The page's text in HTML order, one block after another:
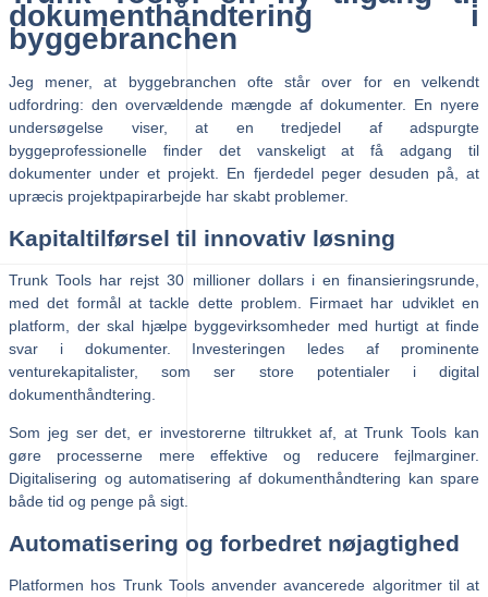
dokumenthåndtering i
byggebranchen
Jeg mener, at byggebranchen ofte står over for en velkendt
udfordring: den overvældende mængde af dokumenter. En nyere
undersøgelse viser, at en tredjedel af adspurgte
byggeprofessionelle finder det vanskeligt at få adgang til
dokumenter under et projekt. En fjerdedel peger desuden på, at
upræcis projektpapirarbejde har skabt problemer.
Kapitaltilførsel til innovativ løsning
Trunk Tools har rejst 30 millioner dollars i en finansieringsrunde,
med det formål at tackle dette problem. Firmaet har udviklet en
platform, der skal hjælpe byggevirksomheder med hurtigt at finde
svar i dokumenter. Investeringen ledes af prominente
venturekapitalister, som ser store potentialer i digital
dokumenthåndtering.
Som jeg ser det, er investorerne tiltrukket af, at Trunk Tools kan
gøre processerne mere effektive og reducere fejlmarginer.
Digitalisering og automatisering af dokumenthåndtering kan spare
både tid og penge på sigt.
Automatisering og forbedret nøjagtighed
Platformen hos Trunk Tools anvender avancerede algoritmer til at